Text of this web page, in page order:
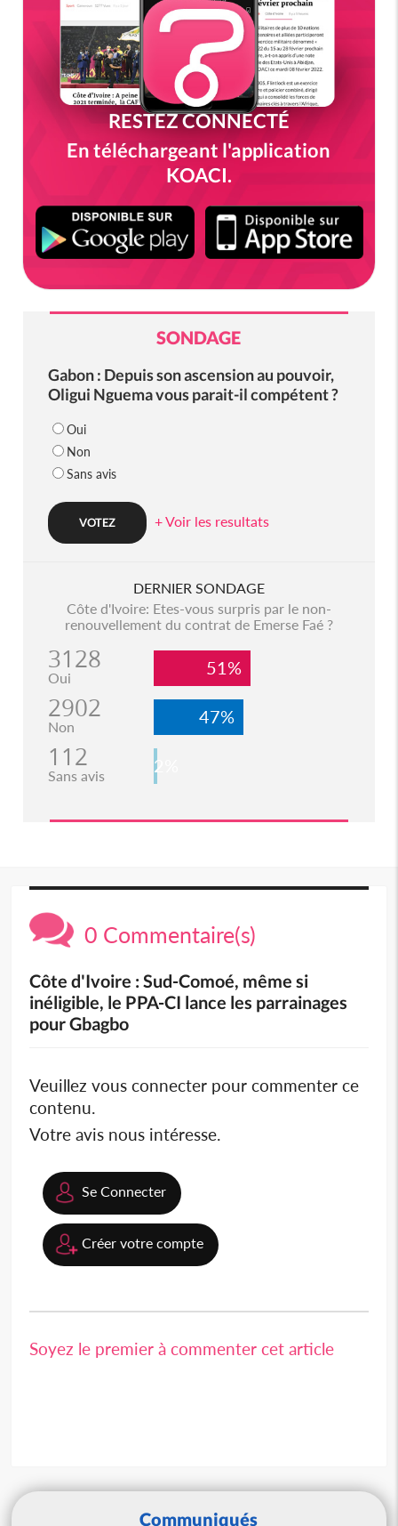
RESTEZ CONNECTÉ
En téléchargeant l'application
KOACI.
SONDAGE
Gabon : Depuis son ascension au pouvoir,
Oligui Nguema vous parait-il compétent ?
Oui
Non
Sans avis
+ Voir les resultats
DERNIER SONDAGE
Côte d'Ivoire: Etes-vous surpris par le non-
renouvellement du contrat de Emerse Faé ?
3128
Oui 51%
2902
Non 47%
112
Sans avis 2%
0 Commentaire(s)
Côte d'Ivoire : Sud-Comoé, même si
inéligible, le PPA-CI lance les parrainages
pour Gbagbo
Veuillez vous connecter pour commenter ce
contenu.
Votre avis nous intéresse.
Se Connecter
Créer votre compte
Soyez le premier à commenter cet article
Communiqués